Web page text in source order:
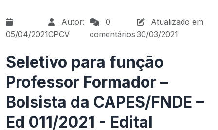
05/04/2021
Autor:
CPCV
0
comentários
Atualizado em
30/03/2021
Seletivo para função
Professor Formador –
Bolsista da CAPES/FNDE –
Ed 011/2021 - Edital